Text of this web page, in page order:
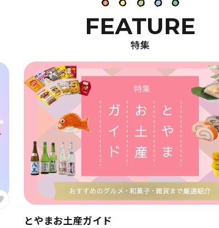
特集
FEATURE
富山ブラックラーメンおすすめ10選